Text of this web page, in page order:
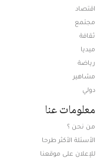
اقتصاد
مجتمع
ثقافة
ميديا
رياضة
مشاهير
دولي
معلومات عنا
من نحن ؟
الأسئلة الأكثر طرحا
للإعلان على موقعنا